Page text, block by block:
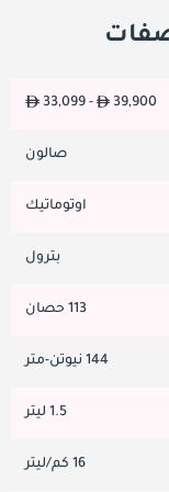
33,099 - 39,900
صالون
اوتوماتيك
بترول
113 حصان
144 نيوتن-متر
1.5 ليتر
16 كم/ليتر